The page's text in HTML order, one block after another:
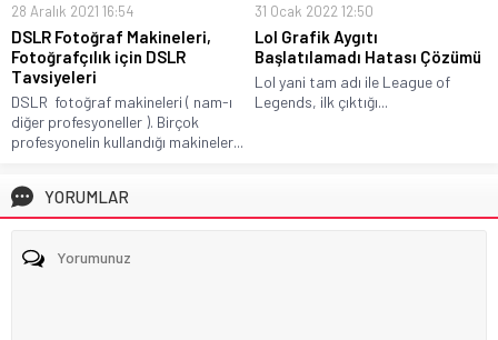
28 Aralık 2021 16:54
DSLR Fotoğraf Makineleri,
Fotoğrafçılık için DSLR
Tavsiyeleri
DSLR fotoğraf makineleri ( nam-ı
diğer profesyoneller ). Birçok
profesyonelin kullandığı makineler...
31 Ocak 2022 12:50
Lol Grafik Aygıtı
Başlatılamadı Hatası Çözümü
Lol yani tam adı ile League of
Legends, ilk çıktığı...
YORUMLAR